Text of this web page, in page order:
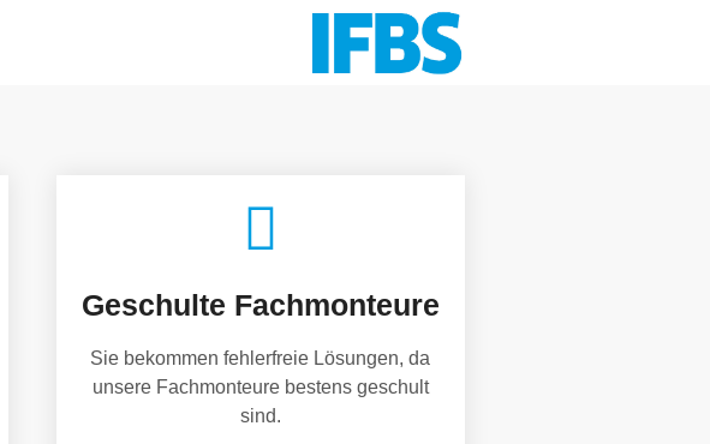
Geschulte Fachmonteure
Sie bekommen fehlerfreie Lösungen, da
unsere Fachmonteure bestens geschult
sind.